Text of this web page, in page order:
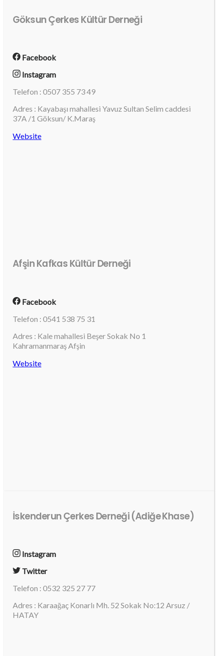
Göksun Çerkes Kültür Derneği
Facebook
Instagram
Telefon : 0507 355 73 49
Adres : Kayabaşı mahallesi Yavuz Sultan Selim caddesi
37A /1 Göksun/ K.Maraş
Website
Afşin Kafkas Kültür Derneği
Facebook
Telefon : 0541 538 75 31
Adres : Kale mahallesi Beşer Sokak No 1
Kahramanmaraş Afşin
Website
İskenderun Çerkes Derneği (Adiğe Khase)
Instagram
Twitter
Telefon : 0532 325 27 77
Adres : Karaağaç Konarlı Mh. 52 Sokak No:12 Arsuz /
HATAY